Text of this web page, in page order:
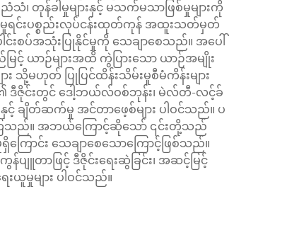
၊ တုန်ခါမှုများနှင့် မသက်မသာဖြစ်မှုများကို
မူရင်းပစ္စည်းလုပ်ငန်းထုတ်ကုန် အထူးသတ်မှတ်
ါင်းစပ်အသုံးပြုနိုင်မှုကို သေချာစေသည်။ အပေါ်
င့် ယာဉ်များအထိ ကွဲပြားသော ယာဉ်အမျိုး
း သို့မဟုတ် ပြုပြင်ထိန်းသိမ်းမှုစီမံကိန်းများ
ဇိုင်းတွင် ဒေါ့ဘယ်လ်ဝစ်ဘုန်း၊ မဲလ်တီ-လင့်ခ်
ချိတ်ဆက်မှု အင်တာဖေ့စ်များ ပါဝင်သည်။ ပ
ကြသည်။ အဘယ်ကြောင့်ဆိုသော် ၎င်းတို့သည်
ောင်း သေချာစေသောကြောင့်ဖြစ်သည်။
ာဖြင့် ဒီဇိုင်းရေးဆွဲခြင်း၊ အဆင့်မြင့်
မှုများ ပါဝင်သည်။